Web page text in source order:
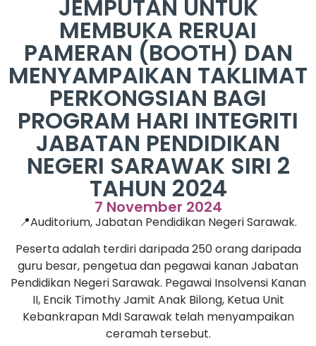
JEMPUTAN UNTUK
MEMBUKA RERUAI
PAMERAN (BOOTH) DAN
MENYAMPAIKAN TAKLIMAT
PERKONGSIAN BAGI
PROGRAM HARI INTEGRITI
JABATAN PENDIDIKAN
NEGERI SARAWAK SIRI 2
TAHUN 2024
7 November 2024
📍Auditorium, Jabatan Pendidikan Negeri Sarawak.
Peserta adalah terdiri daripada 250 orang daripada
guru besar, pengetua dan pegawai kanan Jabatan
Pendidikan Negeri Sarawak. Pegawai Insolvensi Kanan
II, Encik Timothy Jamit Anak Bilong, Ketua Unit
Kebankrapan MdI Sarawak telah menyampaikan
ceramah tersebut.